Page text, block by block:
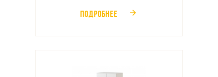
ПОДРОБНЕЕ 󰁔